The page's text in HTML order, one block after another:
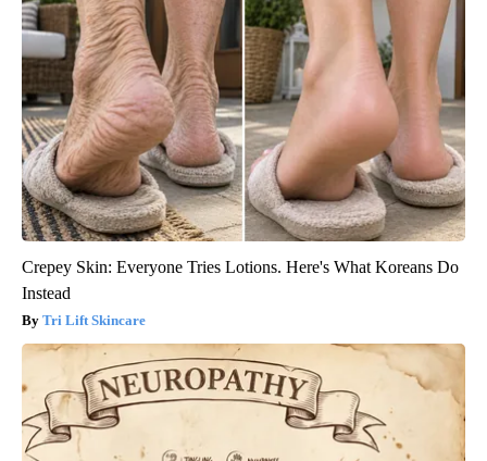
Crepey Skin: Everyone Tries Lotions. Here's What Koreans Do
Instead
Tri Lift Skincare